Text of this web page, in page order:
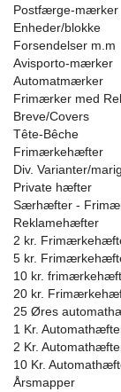
Postfærge-mærker
Enheder/blokke
Forsendelser m.m
Avisporto-mærker
Automatmærker
Frimærker med
Breve/Covers
Tête-Bêche
Frimærkehæfter
Div. Varianter/
Private hæfter
Særhæfter -
Reklamehæfter
2 kr.
5 kr.
10 kr.
20 kr.
25 Øres
1 Kr.
2 Kr.
10 Kr.
Årsmapper